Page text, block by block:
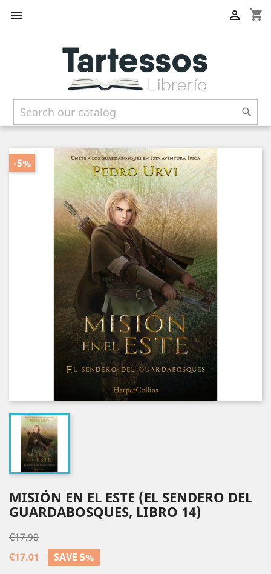
 shopping_cart


-5%
MISIÓN EN EL ESTE (EL SENDERO DEL
GUARDABOSQUES, LIBRO 14)
€17.90
€17.01
SAVE 5%